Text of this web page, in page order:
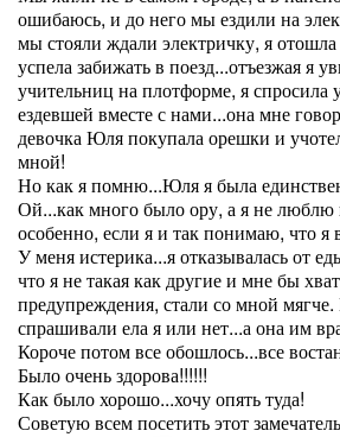
ошибаюсь, и до него мы ездили на
мы стояли ждали электричку, я
успела забижать в поезд...отъезжая я
учительниц на плотформе, я спросила
ездевшей вместе с нами...она мне
девочка Юля покупала орешки и
мной!
Но как я помню...Юля я была
Ой...как много было ору, а я не люблю
особенно, если я и так понимаю, что я
У меня истерика...я отказывалась от
что я не такая как другие и мне бы
предупреждения, стали со мной
спрашивали ела я или нет...а она им
Короче потом все обошлось...все
Было очень здорова!!!!!!
Как было хорошо...хочу опять туда!
Советую всем посетить этот